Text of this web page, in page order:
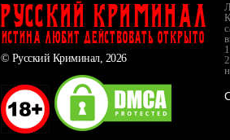
Русский Криминал
ИСТИНА ЛЮБИТ ДЕЙСТВОВАТЬ ОТКРЫТО
© Русский Криминал, 2026